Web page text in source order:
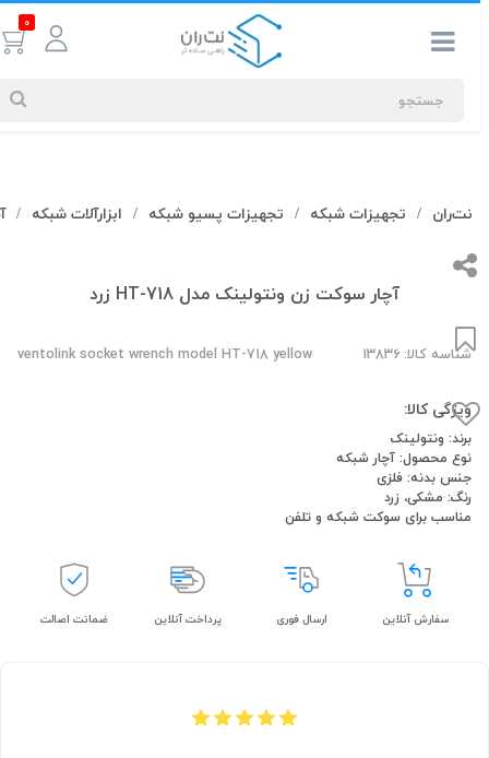
0
جستجوهای
شما
#کابل شبکه
بیشترین
جستجوهای
#کابل شبکه
نت‌ران تجهیزات شبکه تجهیزات پسیو شبکه ابزارآلات شبکه
آچار سوکت زن ونتولینک مدل HT-718 زرد
شناسه کالا: 13836 ventolink socket wrench model HT-718 yellow
ویژگی کالا:
برند: ونتولینک
نوع محصول: آچار شبکه
جنس بدنه: فلزی
رنگ: مشکی، زرد
مناسب برای سوکت شبکه و تلفن
سفارش آنلاین ارسال فوری پرداخت آنلاین ضمانت اصالت